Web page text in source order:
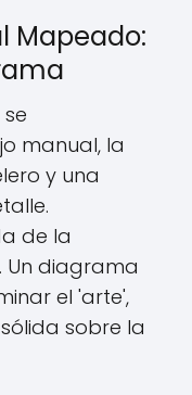
Mapeado:
manual, la
y una
de la
Un diagrama
el 'arte',
sobre la